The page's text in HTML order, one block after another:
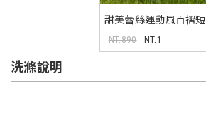
甜美蕾絲運動風百褶短
裙
NT.890 NT.1
洗滌說明